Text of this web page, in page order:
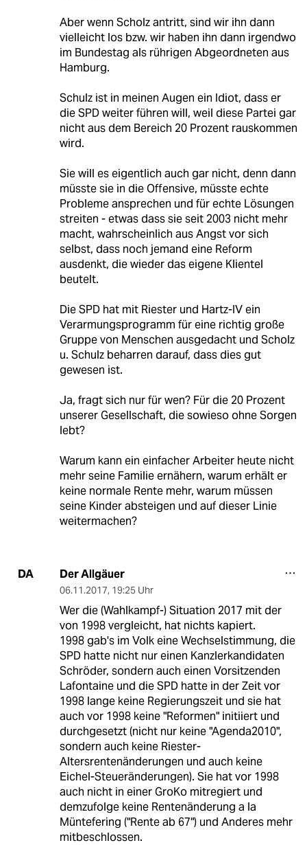
Aber wenn Scholz antritt, sind wir ihn dann
vielleicht los bzw. wir haben ihn dann irgendwo
im Bundestag als rührigen Abgeordneten aus
Hamburg.
Schulz ist in meinen Augen ein Idiot, dass er
die SPD weiter führen will, weil diese Partei gar
nicht aus dem Bereich 20 Prozent rauskommen
wird.
Sie will es eigentlich auch gar nicht, denn dann
müsste sie in die Offensive, müsste echte
Probleme ansprechen und für echte Lösungen
streiten - etwas dass sie seit 2003 nicht mehr
macht, wahrscheinlich aus Angst vor sich
selbst, dass noch jemand eine Reform
ausdenkt, die wieder das eigene Klientel
beutelt.
Die SPD hat mit Riester und Hartz-IV ein
Verarmungsprogramm für eine richtig große
Gruppe von Menschen ausgedacht und Scholz
u. Schulz beharren darauf, dass dies gut
gewesen ist.
Ja, fragt sich nur für wen? Für die 20 Prozent
unserer Gesellschaft, die sowieso ohne Sorgen
lebt?
Warum kann ein einfacher Arbeiter heute nicht
mehr seine Familie ernähern, warum erhält er
keine normale Rente mehr, warum müssen
seine Kinder absteigen und auf dieser Linie
weitermachen?
DA Der Allgäuer
06.11.2017, 19:25 Uhr
Wer die (Wahlkampf-) Situation 2017 mit der
von 1998 vergleicht, hat nichts kapiert.
1998 gab's im Volk eine Wechselstimmung, die
SPD hatte nicht nur einen Kanzlerkandidaten
Schröder, sondern auch einen Vorsitzenden
Lafontaine und die SPD hatte in der Zeit vor
1998 lange keine Regierungszeit und sie hat
auch vor 1998 keine "Reformen" initiiert und
durchgesetzt (nicht nur keine "Agenda2010",
sondern auch keine Riester-
Altersrentenänderungen und auch keine
Eichel-Steueränderungen). Sie hat vor 1998
auch nicht in einer GroKo mitregiert und
demzufolge keine Rentenänderung a la
Müntefering ("Rente ab 67") und Anderes mehr
mitbeschlossen.